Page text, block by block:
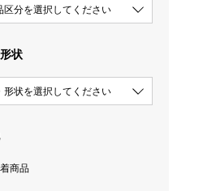
区分を選択してください
状
形状を選択してください
商品